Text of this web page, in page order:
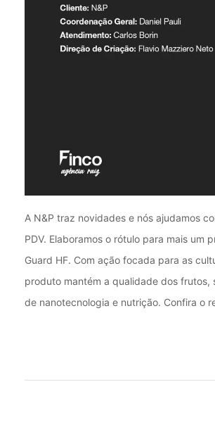
A N&P traz novidades e nós ajudamos
PDV. Elaboramos o rótulo para mais um
Guard HF. Com ação focada para as
produto mantém a qualidade dos frutos,
de nanotecnologia e nutrição. Confira o